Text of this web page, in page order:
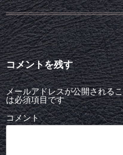
コメントを残す
メールアドレスが公開される
は必須項目です
コメント